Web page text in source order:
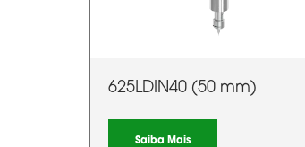
625LDIN40 (50 mm)
Saiba Mais